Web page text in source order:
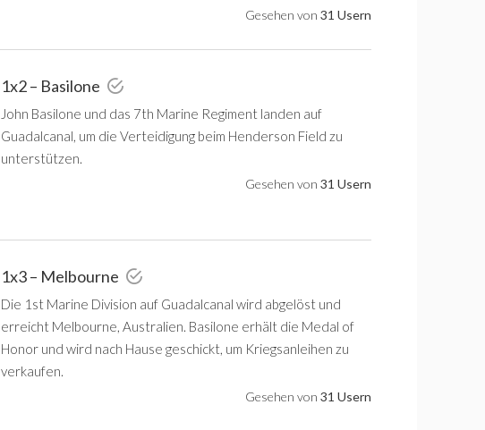
Gesehen von 31 Usern
1x2 – Basilone
John Basilone und das 7th Marine Regiment landen auf
Guadalcanal, um die Verteidigung beim Henderson Field zu
unterstützen.
Gesehen von 31 Usern
1x3 – Melbourne
Die 1st Marine Division auf Guadalcanal wird abgelöst und
erreicht Melbourne, Australien. Basilone erhält die Medal of
Honor und wird nach Hause geschickt, um Kriegsanleihen zu
verkaufen.
Gesehen von 31 Usern